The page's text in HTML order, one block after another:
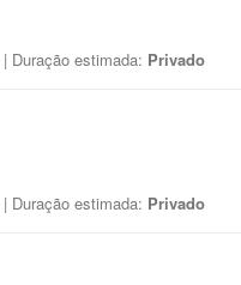
| Duração estimada: Privado
| Duração estimada: Privado